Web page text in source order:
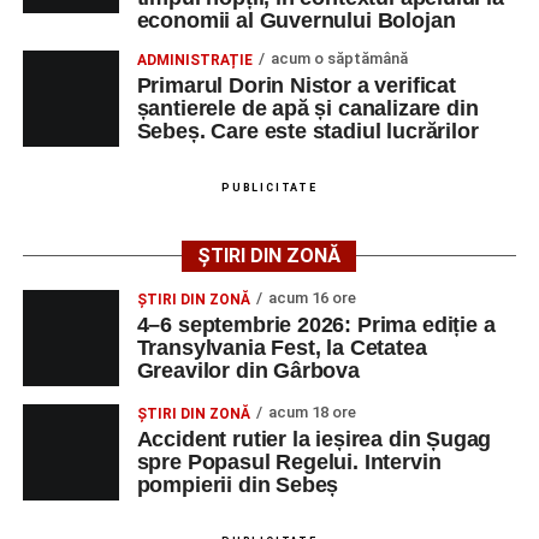
Transylvania Fest va avea loc în perioada
septembrie 2026, laCetatea Greavilor din Gârbova
Intrarea este liberă pe întreaga durată a evenimentului.
Urmărește-ne pe Google News
Ultimele știri din Sebeș
4–6 septembrie 2026: Prima ediție a Transylvania
Fest, la Cetatea Greavilor din Gârbova
Accident rutier la ieșirea din Șugag spre Popasul
Regelui. Intervin pompierii din Sebeș
Regelui. Intervin pompierii din Sebeș
Biciclist de 70 de ani, rănit într-un accident rutier
produs pe strada Dorobanți din Sebeș
economii al Guvernului Bolojan
ADMINISTRAȚIE acum o săptămână
Primarul Dorin Nistor a verificat
șantierele de apă și canalizare din
Sebeș. Care este stadiul lucrărilor
PUBLICITATE
ȘTIRI DIN ZONĂ
ȘTIRI DIN ZONĂ acum 16 ore
4–6 septembrie 2026: Prima ediție a
Transylvania Fest, la Cetatea
Greavilor din Gârbova
ȘTIRI DIN ZONĂ acum 18 ore
Accident rutier la ieșirea din Șugag
spre Popasul Regelui. Intervin
pompierii din Sebeș